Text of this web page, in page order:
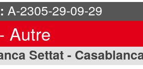
A-2305-29-09-29
Autre
Settat -